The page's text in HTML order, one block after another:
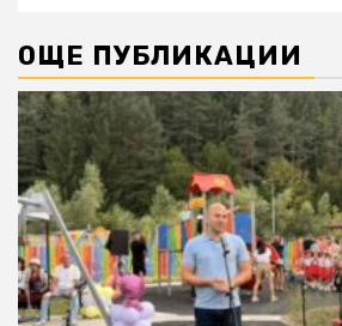
ОЩЕ ПУБЛИКАЦИИ